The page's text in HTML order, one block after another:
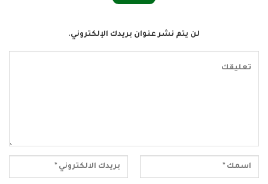
لن يتم نشر عنوان بريدك الإلكتروني.